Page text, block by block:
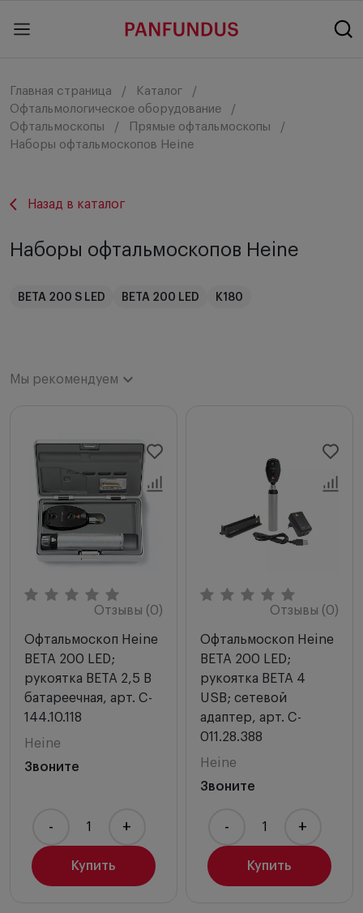
Главная страница
Каталог
Офтальмологическое оборудование
Офтальмоскопы
Прямые офтальмоскопы
Наборы офтальмоскопов Heine
Назад в каталог
Наборы офтальмоскопов Heine
BETA 200 S LED BETA 200 LED K180
Мы рекомендуем
Новинки
Цена по возрастанию
Цена по убыванию
Сначала с высоким рейтингом
Отзывы (0)
Офтальмоскоп Heine
BETA 200 LED;
рукоятка BETA 2,5 В
батареечная, арт. C-
144.10.118
Heine
Звоните
Купить
- +
Отзывы (0)
Офтальмоскоп Heine
BETA 200 LED;
рукоятка BETA 4
USB; сетевой
адаптер, арт. C-
011.28.388
Heine
Звоните
Купить
- +